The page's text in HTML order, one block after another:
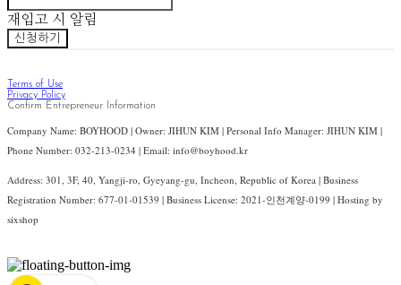
재입고 시 알림
신청하기
Terms of Use
Privacy Policy
Confirm Entrepreneur Information
Company Name: BOYHOOD | Owner: JIHUN KIM | Personal Info Manager: JIHUN KIM |
Phone Number: 032-213-0234 | Email: info@boyhood.kr
Address: 301, 3F, 40, Yangji-ro, Gyeyang-gu, Incheon, Republic of Korea | Business
Registration Number: 677-01-01539 | Business License: 2021-인천계양-0199 | Hosting by
sixshop